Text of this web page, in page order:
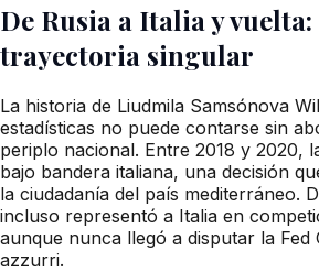
De Rusia a Italia y
trayectoria singular
La historia de Liudmila Samsónova
estadísticas no puede contarse sin
periplo nacional. Entre 2018 y 2020,
bajo bandera italiana, una decisión
la ciudadanía del país mediterráneo.
incluso representó a Italia en
aunque nunca llegó a disputar la
azzurri.